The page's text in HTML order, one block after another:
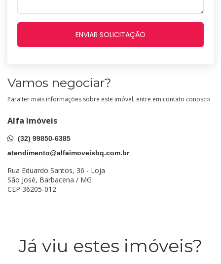
Vamos negociar?
Para ter mais informações sobre este imóvel, entre em contato conosco
Alfa Imóveis
(32) 99850-6385
atendimento@alfaimoveisbq.com.br
Rua Eduardo Santos, 36 - Loja
São José, Barbacena / MG
CEP 36205-012
Já viu estes imóveis?